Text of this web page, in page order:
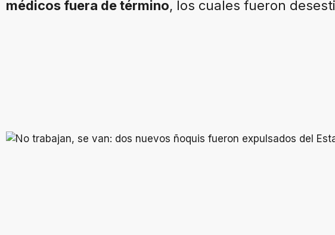
médicos fuera de término, los cuales fueron